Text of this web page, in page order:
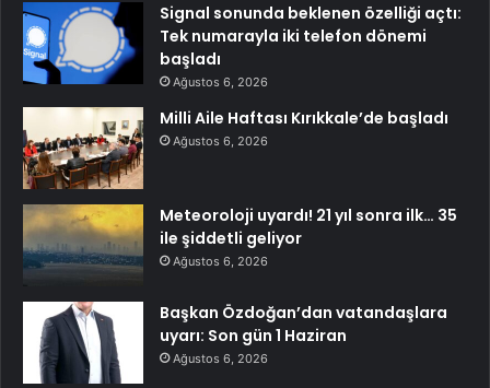
Signal sonunda beklenen özelliği açtı:
Tek numarayla iki telefon dönemi
başladı
Ağustos 6, 2026
Milli Aile Haftası Kırıkkale’de başladı
Ağustos 6, 2026
Meteoroloji uyardı! 21 yıl sonra ilk… 35
ile şiddetli geliyor
Ağustos 6, 2026
Başkan Özdoğan’dan vatandaşlara
uyarı: Son gün 1 Haziran
Ağustos 6, 2026